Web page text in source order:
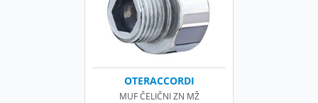
OTERACCORDI
MUF ČELIČNI ZN MŽ